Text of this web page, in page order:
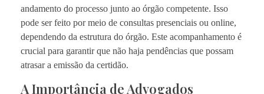
andamento do processo junto ao órgão competente. Isso
pode ser feito por meio de consultas presenciais ou online,
dependendo da estrutura do órgão. Este acompanhamento é
crucial para garantir que não haja pendências que possam
atrasar a emissão da certidão.
A Importância de Advogados